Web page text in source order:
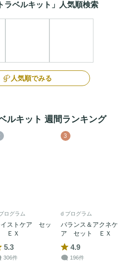
ラベルキット」人気順検索
人気順でみる
ルキット 週間ランキング
ログラム
イストケア セッ
ＥＸ
5.3
306件
3
d プログラム
バランス＆アクネケ
ア セット ＥＸ
4.9
196件